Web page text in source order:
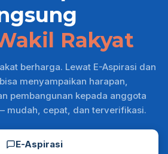
Rakyat
berharga. Lewat E-Aspirasi dan
menyampaikan harapan,
pembangunan kepada anggota
mudah, cepat, dan terverifikasi.
E-Aspirasi